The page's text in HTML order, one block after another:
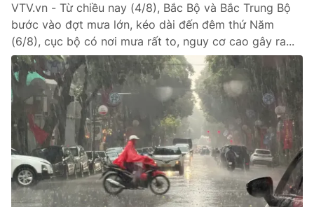
VTV.vn - Từ chiều nay (4/8), Bắc Bộ và Bắc Trung Bộ
bước vào đợt mưa lớn, kéo dài đến đêm thứ Năm
(6/8), cục bộ có nơi mưa rất to, nguy cơ cao gây ra...